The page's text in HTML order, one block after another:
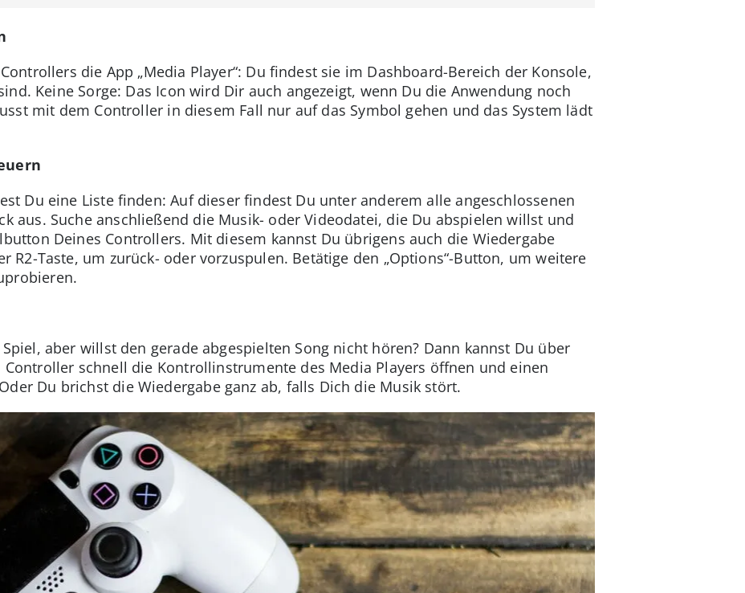
die App „Media Player“: Du findest sie im Dashboard-Bereich der Konsole,
Keine Sorge: Das Icon wird Dir auch angezeigt, wenn Du die Anwendung noch
mit dem Controller in diesem Fall nur auf das Symbol gehen und das System lädt
Du eine Liste finden: Auf dieser findest Du unter anderem alle angeschlossenen
aus. Suche anschließend die Musik- oder Videodatei, die Du abspielen willst und
Deines Controllers. Mit diesem kannst Du übrigens auch die Wiedergabe
R2-Taste, um zurück- oder vorzuspulen. Betätige den „Options“-Button, um weitere
aber willst den gerade abgespielten Song nicht hören? Dann kannst Du über
schnell die Kontrollinstrumente des Media Players öffnen und einen
Du brichst die Wiedergabe ganz ab, falls Dich die Musik stört.